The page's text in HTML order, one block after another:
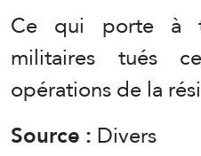
Ce qui porte à
militaires tués
opérations de la
Source :Divers